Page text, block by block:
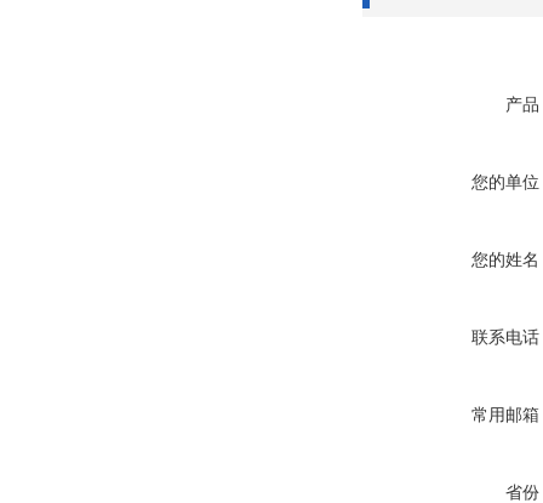
产品
您的单位
您的姓名
联系电话
常用邮箱
省份